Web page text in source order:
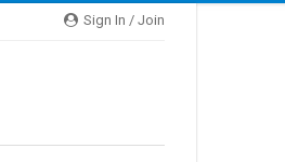
Sign In / Join